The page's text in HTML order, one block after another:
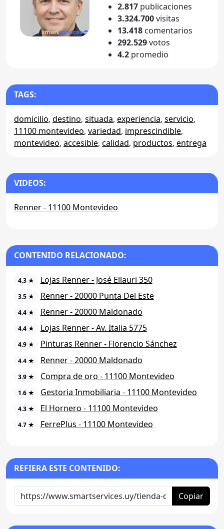
2.817 publicaciones
3.324.700visitas
13.418 comentarios
292.529votos
4.2 promedio
TAGS:
domicilio, destino, situada, experiencia, servicio,
11100 montevideo, variedad, imprescindible,
montevideo, accesible, calidad, productos, entrega
VIDEOS:
Renner - 11100 Montevideo
CONTENIDO RELACIONADO:
4.3 ★ Lojas Renner - José Ellauri 350
3.5 ★ Renner - 20000 Punta Del Este
4.4 ★ Renner - 20000 Maldonado
4.4 ★ Lojas Renner - Av. Italia 5775
4.9 ★ Pinturas Renner - Florencio Sánchez
4.4 ★ Renner - 20000 Maldonado
3.9 ★ Compra de oro - 11100 Montevideo
1.6 ★ Gestoria Inmobiliaria - 11100 Montevideo
4.3 ★ El Hornero - 11100 Montevideo
4.7 ★ FerrePlus - 11100 Montevideo
REFIERA ESTE CONTENIDO:
Copiar